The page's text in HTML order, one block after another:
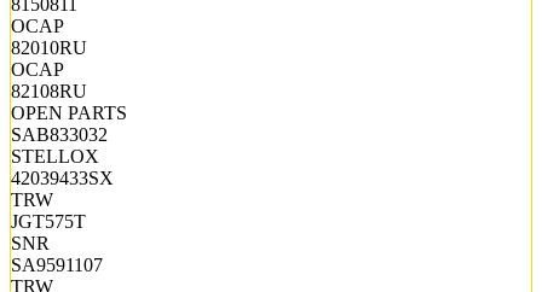
OCAP
82010RU
OCAP
82108RU
OPEN PARTS
SAB833032
STELLOX
42039433SX
TRW
JGT575T
SNR
SA9591107
TRW